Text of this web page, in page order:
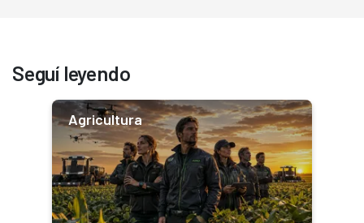
Seguí leyendo
Agricultura